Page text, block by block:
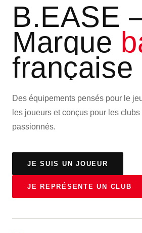
B.EASE
Marque
française
Des équipements pensés pour le
les joueurs et conçus pour les
passionnés.
JE SUIS UN JOUEUR
JE REPRÉSENTE UN CLUB